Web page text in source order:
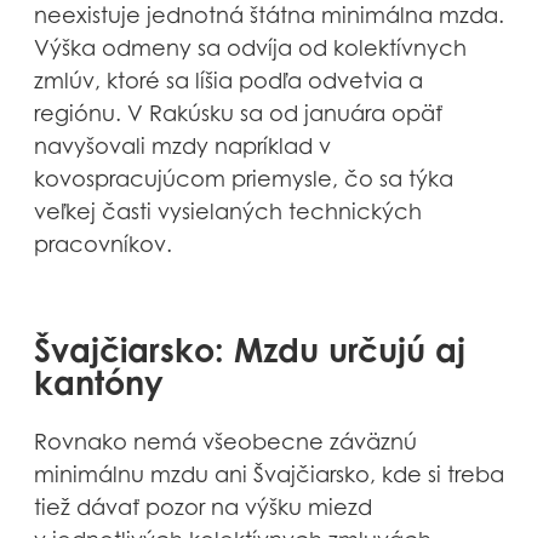
neexistuje jednotná štátna minimálna mzda.
Výška odmeny sa odvíja od kolektívnych
zmlúv, ktoré sa líšia podľa odvetvia a
regiónu. V Rakúsku sa od januára opäť
navyšovali mzdy napríklad v
kovospracujúcom priemysle, čo sa týka
veľkej časti vysielaných technických
pracovníkov.
Švajčiarsko: Mzdu určujú aj
kantóny
Rovnako nemá všeobecne záväznú
minimálnu mzdu ani Švajčiarsko, kde si treba
tiež dávať pozor na výšku miezd